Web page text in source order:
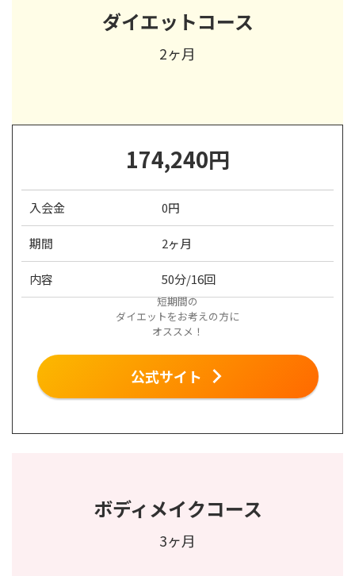
ダイエットコース
2ヶ月
174,240円
入会金 0円
期間 2ヶ月
内容 50分/16回
短期間の
ダイエットをお考えの方に
オススメ！
公式サイト
ボディメイクコース
3ヶ月